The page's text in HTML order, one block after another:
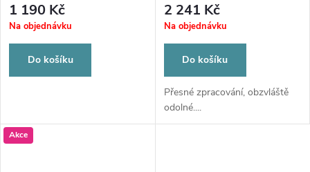
1 190 Kč
Na objednávku
Do košíku
2 241 Kč
Na objednávku
Do košíku
Přesné zpracování, obzvláště
odolné....
Akce